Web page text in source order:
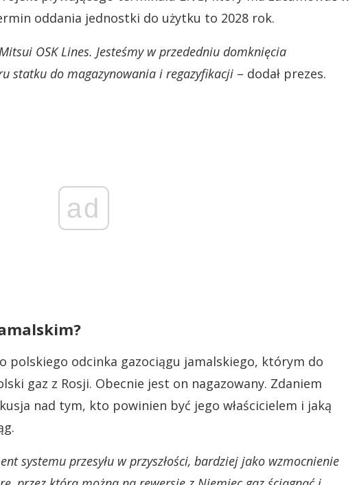
oddania jednostki do użytku to 2028 rok.
OSK Lines. Jesteśmy w przededniu domknięcia
statku do magazynowania i regazyfikacji – dodał prezes.
ad
polskiego odcinka gazociągu jamalskiego, którym do
gaz z Rosji. Obecnie jest on nagazowany. Zdaniem
nad tym, kto powinien być jego właścicielem i jaką
systemu przesyłu w przyszłości, bardziej jako wzmocnienie